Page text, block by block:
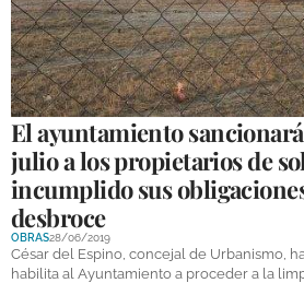
El ayuntamiento
julio a los propietarios de
incumplido sus
desbroce
OBRAS28/06/2019
César del Espino, concejal de Urbanismo,
habilita al Ayuntamiento a proceder a la